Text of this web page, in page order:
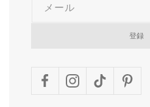
メール
登録
FacebookInstagramTikTokPinterest